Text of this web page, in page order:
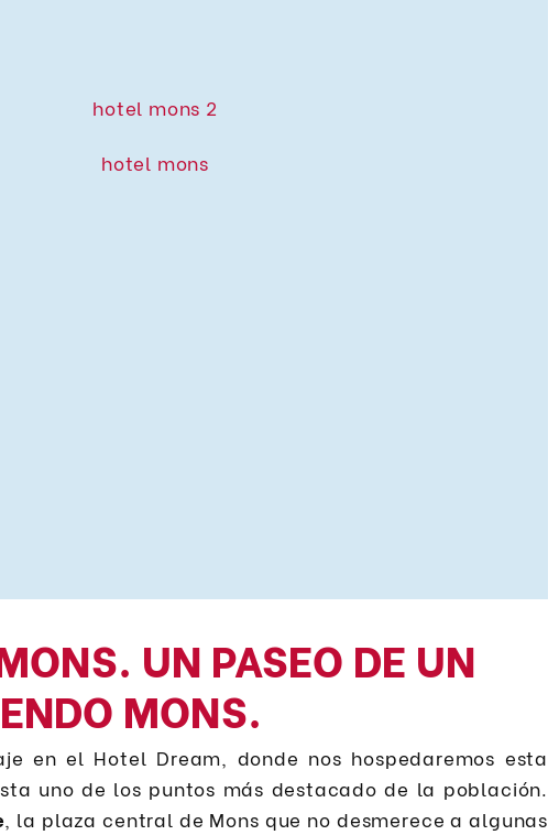
UN PASEO DE UN
MONS.
en el Hotel Dream, donde nos hospedaremos esta
uno de los puntos más destacado de la población.
, la plaza central de Mons que no desmerece a algunas